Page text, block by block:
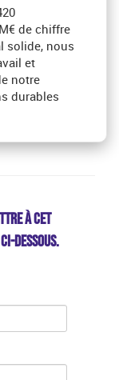
de chiffre
solide, nous
et
notre
durables
À CET
DESSOUS.